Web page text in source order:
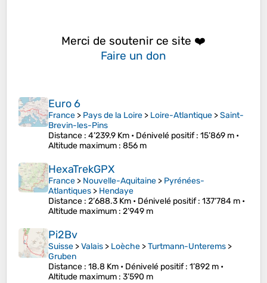
Merci de soutenir ce site ❤️
Faire un don
Euro 6
France > Pays de la Loire > Loire-Atlantique >Saint-
Brevin-les-Pins
Distance : 4’239.9 Km • Dénivelé positif: 15’869 m •
Altitude maximum : 856 m
HexaTrekGPX
France > Nouvelle-Aquitaine > Pyrénées-
Atlantiques > Hendaye
Distance : 2’688.3 Km • Dénivelé positif: 137’784 m •
Altitude maximum : 2’949 m
Pi2Bv
Suisse >Valais > Loèche >Turtmann-Unterems >
Gruben
Distance : 18.8 Km • Dénivelé positif: 1’892 m •
Altitude maximum : 3’590 m